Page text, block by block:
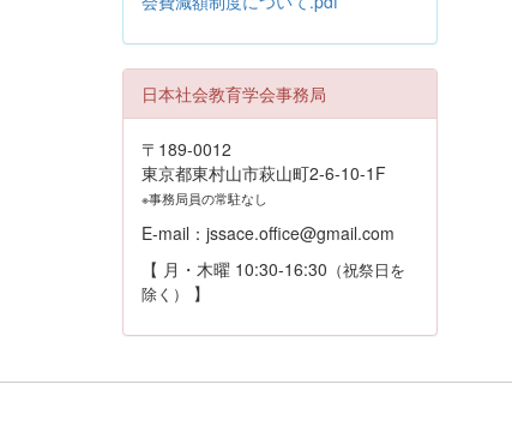
日本社会教育学会事務局
〒189-0012
東京都東村山市萩山町2-6-10-1F
※事務局員の常駐なし
E-mail：jssace.office@gmail.com
【 月・木曜 10:30-16:30 （祝祭日を
除く）
】